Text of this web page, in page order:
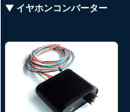
▼ イヤホンコンバーター